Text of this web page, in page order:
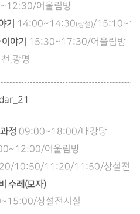
어울림방
기 14:00~14:30(상설)/
야기 15:30~17:30/어울림방
,광명
정 09:00~18:00/대강당
어울림방
10:50/11:20/11:50/상설전시
수레(모자)
상설전시실